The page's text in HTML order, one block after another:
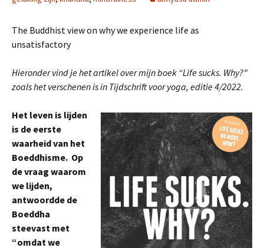
The Buddhist view on why we experience life as
unsatisfactory
Hieronder vind je het artikel over mijn boek “Life sucks. Why?”
zoals het verschenen is in Tijdschrift voor yoga, editie 4/2022.
Het leven is lijden
is de eerste
waarheid van het
Boeddhisme. Op
de vraag waarom
we lijden,
antwoordde de
Boeddha
steevast met
“omdat we